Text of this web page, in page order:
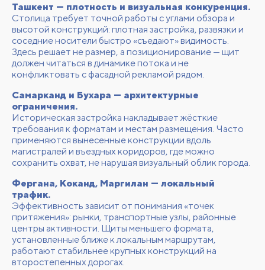
Ташкент — плотность и визуальная конкуренция.
Столица требует точной работы с углами обзора и
высотой конструкций: плотная застройка, развязки и
соседние носители быстро «съедают» видимость.
Здесь решает не размер, а позиционирование — щит
должен читаться в динамике потока и не
конфликтовать с фасадной рекламой рядом.
Самарканд и Бухара — архитектурные
ограничения.
Историческая застройка накладывает жёсткие
требования к форматам и местам размещения. Часто
применяются вынесенные конструкции вдоль
магистралей и въездных коридоров, где можно
сохранить охват, не нарушая визуальный облик города.
Фергана, Коканд, Маргилан — локальный
трафик.
Эффективность зависит от понимания «точек
притяжения»: рынки, транспортные узлы, районные
центры активности. Щиты меньшего формата,
установленные ближе к локальным маршрутам,
работают стабильнее крупных конструкций на
второстепенных дорогах.